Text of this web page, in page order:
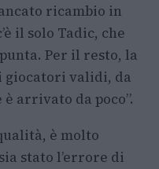
ricambio in
il solo Tadic, che
Per il resto, la
giocatori validi, da
arrivato da poco”.
è molto
stato l’errore di